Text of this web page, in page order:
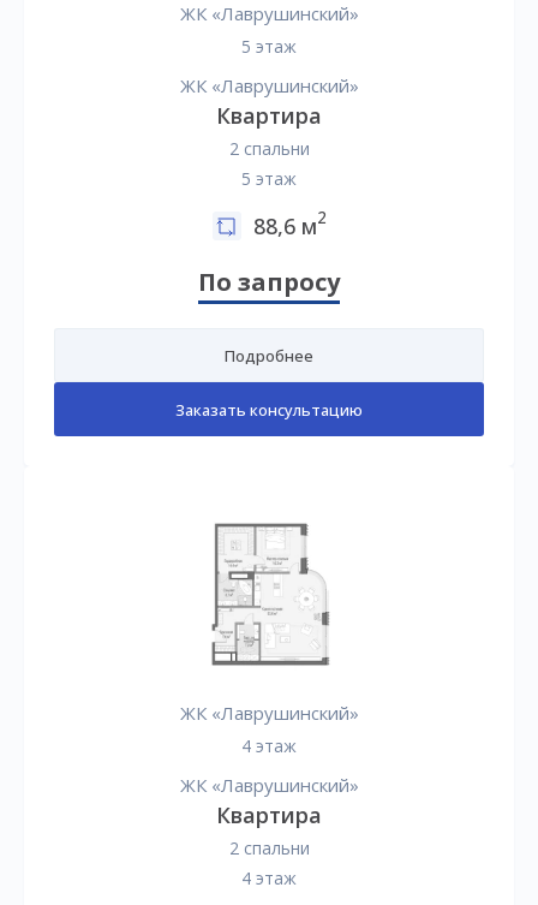
ЖК «Лаврушинский»
5 этаж
ЖК «Лаврушинский»
Квартира
2 спальни
5 этаж
88,6 м2
По запросу
Подробнее
Заказать консультацию
ЖК «Лаврушинский»
4 этаж
ЖК «Лаврушинский»
Квартира
2 спальни
4 этаж